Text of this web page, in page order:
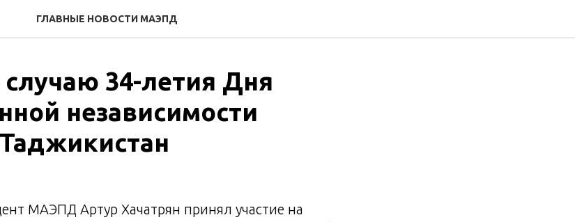
ГЛАВНЫЕ НОВОСТИ МАЭПД
34-летия Дня
независимости
МАЭПД Артур Хачатрян принял участие на